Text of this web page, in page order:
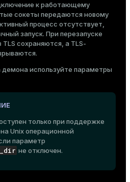
к работающему
сокеты передаются новому
процесс отсутствует,
запуск. При перезапуске
сохраняются, а TLS-
демона используйте параметры
только при поддержке
Unix операционной
параметр
не отключен.